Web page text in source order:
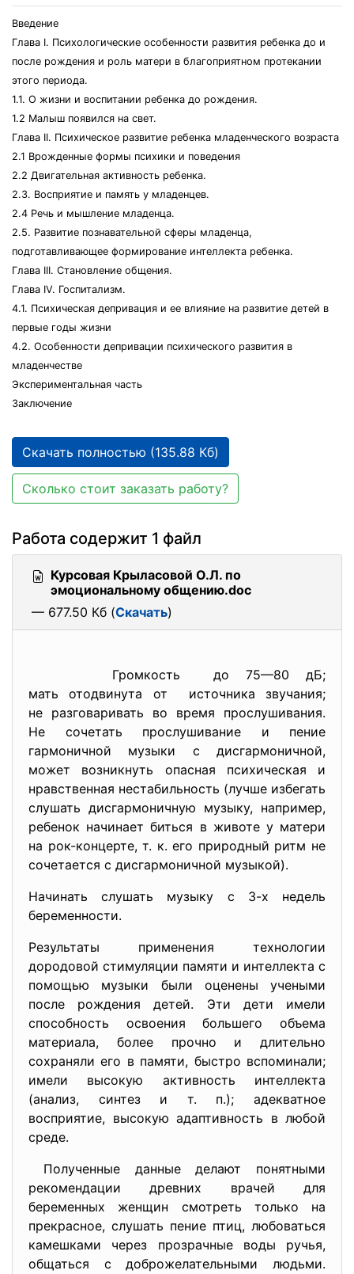
Введение
Глава I. Психологические особенности развития ребенка до и
после рождения и роль матери в благоприятном протекании
этого периода.
1.1. О жизни и воспитании ребенка до рождения.
1.2 Малыш появился на свет.
Глава II. Психическое развитие ребенка младенческого возраста
2.1 Врожденные формы психики и поведения
2.2 Двигательная активность ребенка.
2.3. Восприятие и память у младенцев.
2.4 Речь и мышление младенца.
2.5. Развитие познавательной сферы младенца,
подготавливающее формирование интеллекта ребенка.
Глава III. Становление общения.
Глава IV. Госпитализм.
4.1. Психическая депривация и ее влияние на развитие детей в
первые годы жизни
4.2. Особенности депривации психического развития в
младенчестве
Экспериментальная часть
Заключение
Скачать полностью (135.88 Кб)
Сколько стоит заказать работу?
Работа содержит 1 файл
Курсовая Крыласовой О.Л. по
эмоциональному общению.doc
— 677.50 Кб (Скачать)
Громкость до 75—80 дБ;
мать отодвинута от источника звучания;
не разговаривать во время прослушивания.
Не сочетать прослушивание и пение
гармоничной музыки с дисгармоничной,
может возникнуть опасная психическая и
нравственная нестабильность (лучше избегать
слушать дисгармоничную музыку, например,
ребенок начинает биться в животе у матери
на рок-концерте, т. к. его природный ритм не
сочетается с дисгармоничной музыкой).
Начинать слушать музыку с 3-х недель
беременности.
Результаты применения технологии
дородовой стимуляции памяти и интеллекта с
помощью музыки были оценены учеными
после рождения детей. Эти дети имели
способность освоения большего объема
материала, более прочно и длительно
сохраняли его в памяти, быстро вспоминали;
имели высокую активность интеллекта
(анализ, синтез и т. п.); адекватное
восприятие, высокую адаптивность в любой
среде.
Полученные данные делают понятными
рекомендации древних врачей для
беременных женщин смотреть только на
прекрасное, слушать пение птиц, любоваться
камешками через прозрачные воды ручья,
общаться с доброжелательными людьми.